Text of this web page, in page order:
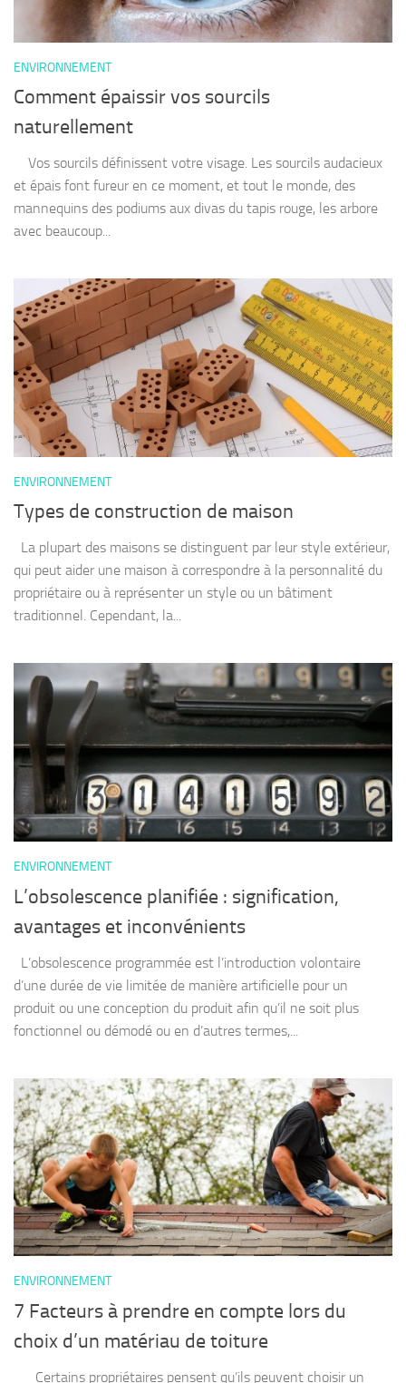
ENVIRONNEMENT
Comment épaissir vos sourcils
naturellement
Vos sourcils définissent votre visage. Les sourcils audacieux
et épais font fureur en ce moment, et tout le monde, des
mannequins des podiums aux divas du tapis rouge, les arbore
avec beaucoup...
ENVIRONNEMENT
Types de construction de maison
La plupart des maisons se distinguent par leur style extérieur,
qui peut aider une maison à correspondre à la personnalité du
propriétaire ou à représenter un style ou un bâtiment
traditionnel. Cependant, la...
ENVIRONNEMENT
L’obsolescence planifiée : signification,
avantages et inconvénients
L’obsolescence programmée est l’introduction volontaire
d’une durée de vie limitée de manière artificielle pour un
produit ou une conception du produit afin qu’il ne soit plus
fonctionnel ou démodé ou en d’autres termes,...
ENVIRONNEMENT
7 Facteurs à prendre en compte lors du
choix d’un matériau de toiture
Certains propriétaires pensent qu’ils peuvent choisir un